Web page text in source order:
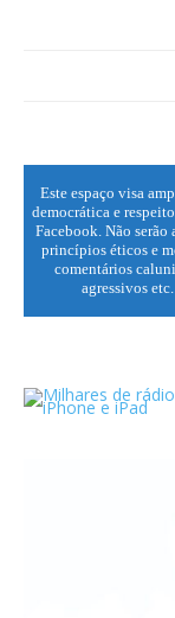
Este espaço visa
democrática e
Facebook. Não
princípios éticos e
comentários
agressivos